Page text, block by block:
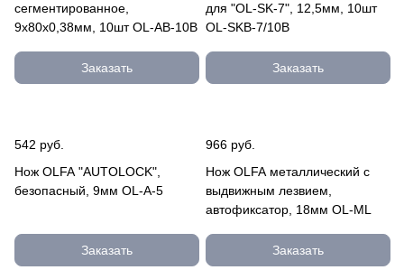
сегментированное,
9х80х0,38мм, 10шт OL-AB-10B
Заказать
для "OL-SK-7", 12,5мм, 10шт
OL-SKB-7/10B
Заказать
542 руб.
Нож OLFA "AUTOLOCK",
безопасный, 9мм OL-A-5
Заказать
966 руб.
Нож OLFA металлический с
выдвижным лезвием,
автофиксатор, 18мм OL-ML
Заказать